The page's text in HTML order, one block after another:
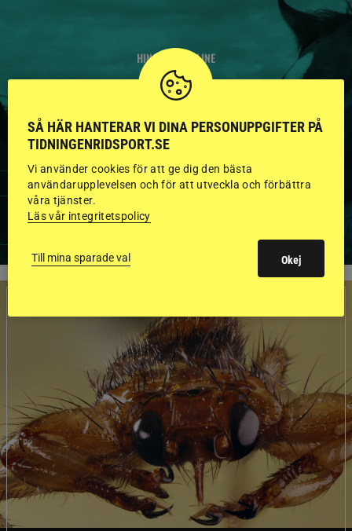
HINGSTAR ONLINE
GODKÄNDA HINGSTAR I
FLERA KATEGORIER MED
BILDER OCH FAKTA
VISA ALLA HINGSTAR
SÅ HÄR HANTERAR VI DINA PERSONUPPGIFTER PÅ
TIDNINGENRIDSPORT.SE
Vi använder cookies för att ge dig den bästa
användarupplevelsen och för att utveckla och förbättra
våra tjänster.
Läs vår integritetspolicy
Till mina sparade val Okej